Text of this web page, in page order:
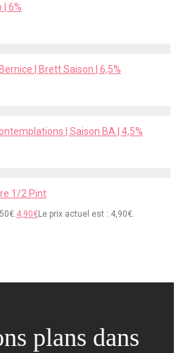
| 6%
| Brett Saison | 6,5%
| Saison BA | 4,5%
1/2 Pint
4,90€Le prix actuel est : 4,90€.
plans dans